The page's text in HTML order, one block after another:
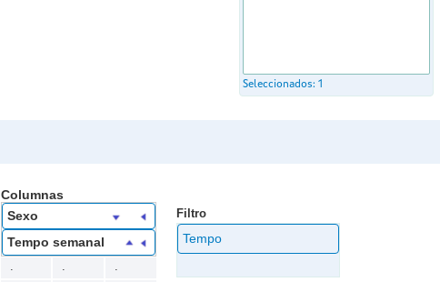
Seleccionados: 1
Columnas
Sexo
Tempo semanal
. . .
Filtro
Tempo